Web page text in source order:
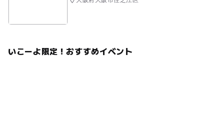
いこーよ限定！おすすめイベント